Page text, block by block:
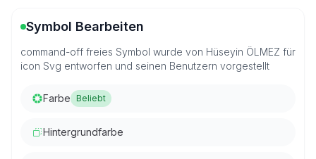
Symbol Bearbeiten
command-off freies Symbol wurde von Hüseyin ÖLMEZ für
icon Svg entworfen und seinen Benutzern vorgestellt
Farbe Beliebt
Hintergrundfarbe